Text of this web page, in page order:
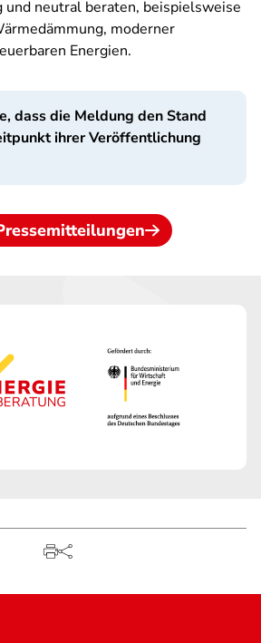
und neutral beraten, beispielsweise
moderner
Energien.
dass die Meldung den Stand
ihrer Veröffentlichung